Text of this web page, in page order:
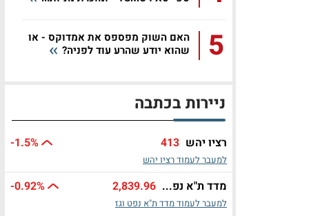
5
האם השוק מפספס את אמדוקס - או
שהוא יודע שהרע עוד לפניה?
ניירות בכתבה
רציו יהש 413
-1.5%
למעבר לעמוד רציו יהש
מדד ת"א נפ... 2,839.96
-0.92%
למעבר לעמוד מדד ת"א נפט וגז